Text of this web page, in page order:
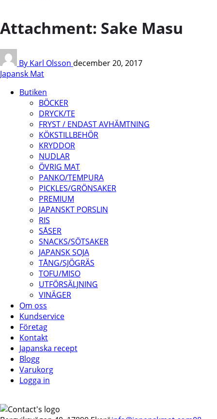
Attachment: Sake Masu
By Karl Olsson december 20, 2017
Japansk Mat
Butiken
BÖCKER
DRYCK/TE
FRYST / ENDAST AVHÄMTNING
KÖKSTILLBEHÖR
KRYDDOR
NUDLAR
ÖVRIG MAT
PANKO/TEMPURA
PICKLES/GRÖNSAKER
PREMIUM
JAPANSKT PORSLIN
RIS
SÅSER
SNACKS/SÖTSAKER
JAPANSK SOJA
TÅNG/SJÖGRÄS
TOFU/MISO
UTFÖRSÄLJNING
VINÄGER
Om oss
Kundservice
Företag
Kontakt
Japanska recept
Blogg
Varukorg
Logga in